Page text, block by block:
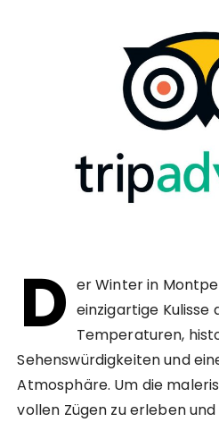
D er Winter in
einzigartige Kulisse
Temperaturen,
Sehenswürdigkeiten und
Atmosphäre. Um die
vollen Zügen zu erleben